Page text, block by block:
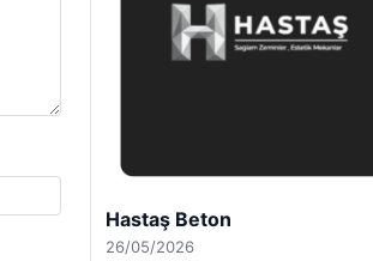
Enes Kaplan Avukatlık Bürosu
28/04/2026